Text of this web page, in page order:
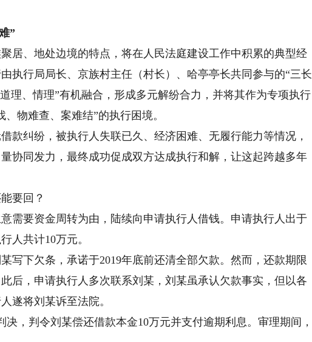
”
、地处边境的特点，将在人民法庭建设工作中积累的典型经
执行局局长、京族村主任（村长）、哈亭亭长共同参与的“三长
理、情理”有机融合，形成多元解纷合力，并将其作为专项执行
物难查、案难结”的执行困境。
纠纷，被执行人失联已久、经济困难、无履行能力等情况，
协同发力，最终成功促成双方达成执行和解，让这起跨越多年
要回？
要资金周转为由，陆续向申请执行人借钱。申请执行人出于
人共计10万元。
下欠条，承诺于2019年底前还清全部欠款。然而，还款期限
后，申请执行人多次联系刘某，刘某虽承认欠款事实，但以各
遂将刘某诉至法院。
，判令刘某偿还借款本金10万元并支付逾期利息。审理期间，